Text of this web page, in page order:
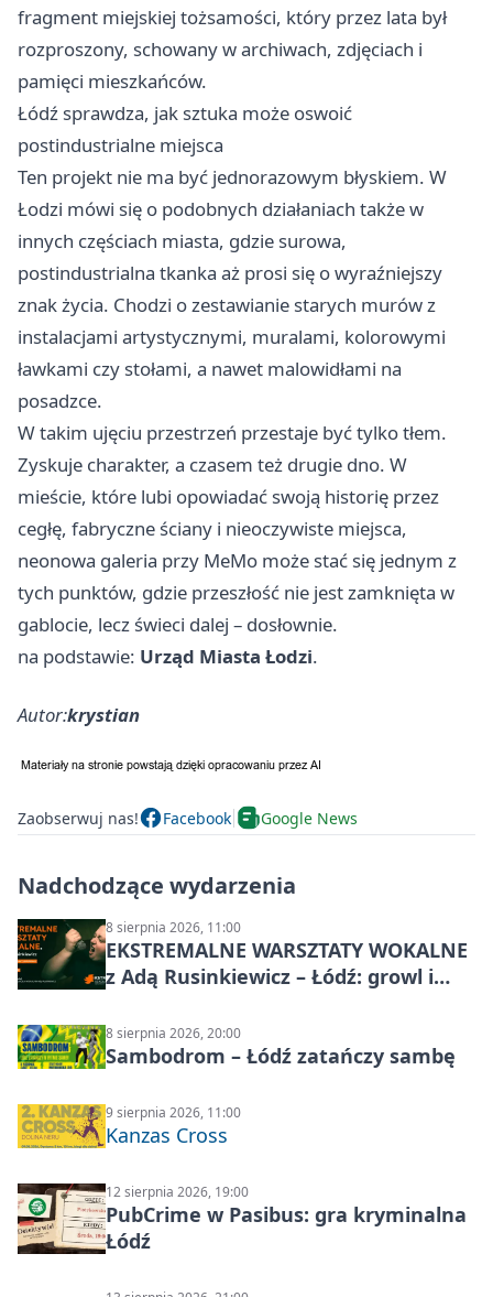
fragment miejskiej tożsamości, który przez lata był
rozproszony, schowany w archiwach, zdjęciach i
pamięci mieszkańców.
Łódź sprawdza, jak sztuka może oswoić
postindustrialne miejsca
Ten projekt nie ma być jednorazowym błyskiem. W
Łodzi mówi się o podobnych działaniach także w
innych częściach miasta, gdzie surowa,
postindustrialna tkanka aż prosi się o wyraźniejszy
znak życia. Chodzi o zestawianie starych murów z
instalacjami artystycznymi, muralami, kolorowymi
ławkami czy stołami, a nawet malowidłami na
posadzce.
W takim ujęciu przestrzeń przestaje być tylko tłem.
Zyskuje charakter, a czasem też drugie dno. W
mieście, które lubi opowiadać swoją historię przez
cegłę, fabryczne ściany i nieoczywiste miejsca,
neonowa galeria przy MeMo może stać się jednym z
tych punktów, gdzie przeszłość nie jest zamknięta w
gablocie, lecz świeci dalej – dosłownie.
na podstawie: Urząd Miasta Łodzi.
Autor:krystian
Zaobserwuj nas! Facebook Google News
Nadchodzące wydarzenia
8 sierpnia 2026, 11:00
EKSTREMALNE WARSZTATY WOKALNE
z Adą Rusinkiewicz – Łódź: growl i
8 sierpnia 2026, 20:00
Sambodrom – Łódź zatańczy sambę
9 sierpnia 2026, 11:00
Kanzas Cross
12 sierpnia 2026, 19:00
PubCrime w Pasibus: gra kryminalna
Łódź